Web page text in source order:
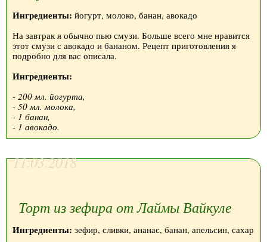
Ингредиенты: йогурт, молоко, банан, авокадо
На завтрак я обычно пью смузи. Больше всего мне нравится
этот смузи с авокадо и бананом. Рецепт приготовления я
подробно для вас описала.
Ингредиенты:
- 200 мл. йогурта,
- 50 мл. молока,
- 1 банан,
- 1 авокадо.
11.03.2018
Торт из зефира от Лаймы Вайкуле
Ингредиенты: зефир, сливки, ананас, банан, апельсин, сахар